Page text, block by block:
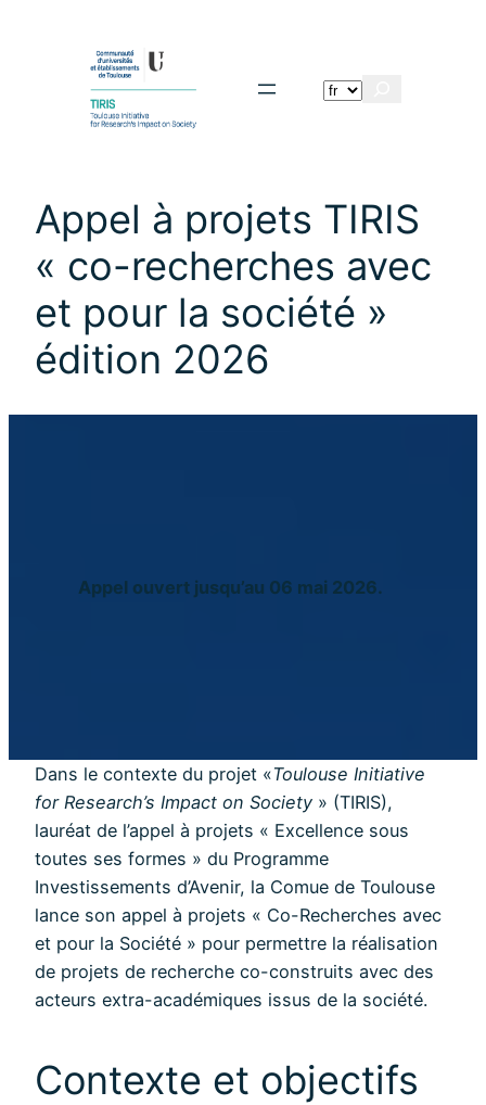
Rechercher
Appel à projets TIRIS
« co-recherches avec
et pour la société »
édition 2026
Appel ouvert jusqu’au 06 mai 2026.
Dans le contexte du projet «Toulouse Initiative
for Research’s Impact on Society » (TIRIS),
lauréat de l’appel à projets « Excellence sous
toutes ses formes » du Programme
Investissements d’Avenir, la Comue de Toulouse
lance son appel à projets « Co-Recherches avec
et pour la Société » pour permettre la réalisation
de projets de recherche co-construits avec des
acteurs extra-académiques issus de la société.
Contexte et objectifs